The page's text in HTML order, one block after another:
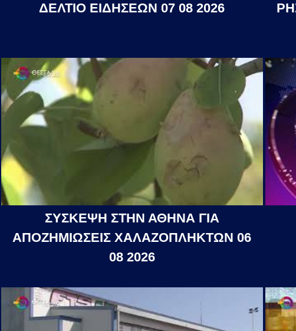
ΔΕΛΤΙΟ ΕΙΔΗΣΕΩΝ 07 08 2026
ΣΥΣΚΕΨΗ ΣΤΗΝ ΑΘΗΝΑ ΓΙΑ
ΑΠΟΖΗΜΙΩΣΕΙΣ ΧΑΛΑΖΟΠΛΗΚΤΩΝ 06
08 2026